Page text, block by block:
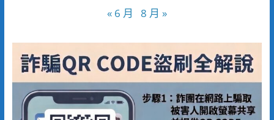
« 6 月 8 月 »